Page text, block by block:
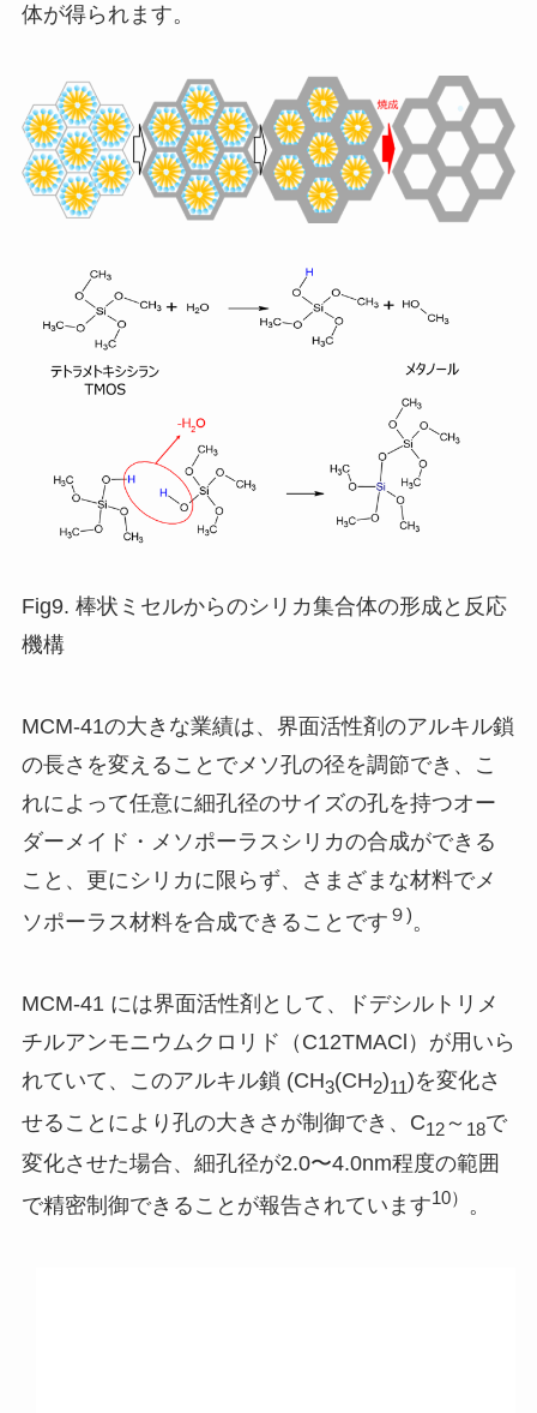
体が得られます。
Fig9. 棒状ミセルからのシリカ集合体の形成と反応
機構
MCM-41の大きな業績は、界面活性剤のアルキル鎖
の長さを変えることでメソ孔の径を調節でき、こ
れによって任意に細孔径のサイズの孔を持つオー
ダーメイド・メソポーラスシリカの合成ができる
こと、更にシリカに限らず、さまざまな材料でメ
ソポーラス材料を合成できることです ９)。
MCM-41 には界面活性剤として、ドデシルトリメ
チルアンモニウムクロリド（C12TMACl）が用いら
れていて、このアルキル鎖 (CH3(CH2)11)を変化さ
せることにより孔の大きさが制御でき、C12～ 18で
変化させた場合、細孔径が2.0〜4.0nm程度の範囲
で精密制御できることが報告されています10） 。